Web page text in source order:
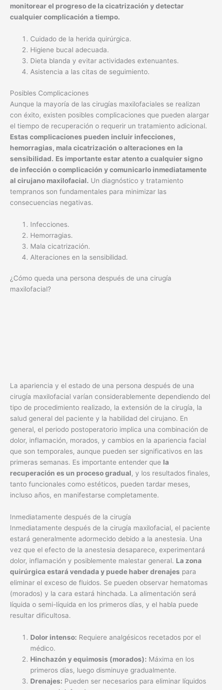
monitorear el progreso de la cicatrización y detectar
cualquier complicación a tiempo.
Cuidado de la herida quirúrgica.
Higiene bucal adecuada.
Dieta blanda y evitar actividades extenuantes.
Asistencia a las citas de seguimiento.
Posibles Complicaciones
Aunque la mayoría de las cirugías maxilofaciales se realizan
con éxito, existen posibles complicaciones que pueden alargar
el tiempo de recuperación o requerir un tratamiento adicional.
Estas complicaciones pueden incluir infecciones,
hemorragias, mala cicatrización o alteraciones en la
sensibilidad. Es importante estar atento a cualquier signo
de infección o complicación y comunicarlo inmediatamente
al cirujano maxilofacial. Un diagnóstico y tratamiento
tempranos son fundamentales para minimizar las
consecuencias negativas.
Infecciones.
Hemorragias.
Mala cicatrización.
Alteraciones en la sensibilidad.
¿Cómo queda una persona después de una cirugía
maxilofacial?
La apariencia y el estado de una persona después de una
cirugía maxilofacial varían considerablemente dependiendo del
tipo de procedimiento realizado, la extensión de la cirugía, la
salud general del paciente y la habilidad del cirujano. En
general, el periodo postoperatorio implica una combinación de
dolor, inflamación, morados, y cambios en la apariencia facial
que son temporales, aunque pueden ser significativos en las
primeras semanas. Es importante entender que la
recuperación es un proceso gradual, y los resultados finales,
tanto funcionales como estéticos, pueden tardar meses,
incluso años, en manifestarse completamente.
Inmediatamente después de la cirugía
Inmediatamente después de la cirugía maxilofacial, el paciente
estará generalmente adormecido debido a la anestesia. Una
vez que el efecto de la anestesia desaparece, experimentará
dolor, inflamación y posiblemente malestar general. La zona
quirúrgica estará vendada y puede haber drenajes para
eliminar el exceso de fluidos. Se pueden observar hematomas
(morados) y la cara estará hinchada. La alimentación será
líquida o semi-líquida en los primeros días, y el habla puede
resultar dificultosa.
Dolor intenso: Requiere analgésicos recetados por el
médico.
Hinchazón y equimosis (morados): Máxima en los
primeros días, luego disminuye gradualmente.
Drenajes: Pueden ser necesarios para eliminar líquidos